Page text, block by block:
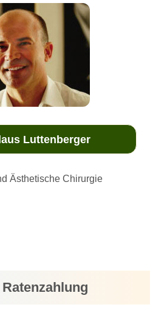
Luttenberger
Ästhetische Chirurgie